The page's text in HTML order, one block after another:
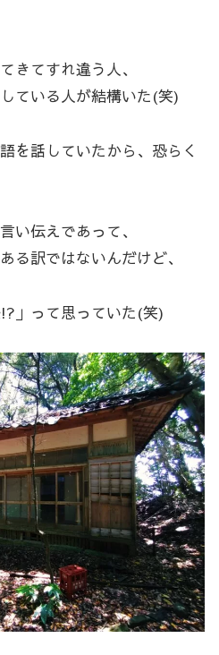
きてすれ違う人、
ている人が結構いた(笑)
を話していたから、恐らく
い伝えであって、
る訳ではないんだけど、
」って思っていた(笑)